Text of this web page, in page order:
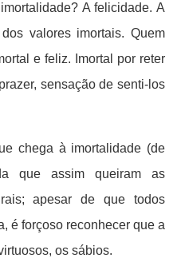
A felicidade. A
valores imortais. Quem
e feliz. Imortal por reter
sensação de senti-los
chega à imortalidade (de
que assim queiram as
apesar de que todos
é forçoso reconhecer que a
os sábios.